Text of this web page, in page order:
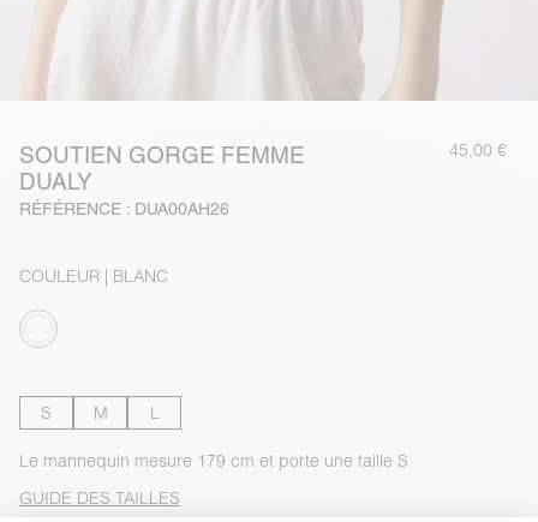
SOUTIEN GORGE FEMME
DUALY
RÉFÉRENCE : DUA00AH26
45,00 €
COULEUR | BLANC
S M L
Le mannequin mesure 179 cm et porte une taille S
GUIDE DES TAILLES